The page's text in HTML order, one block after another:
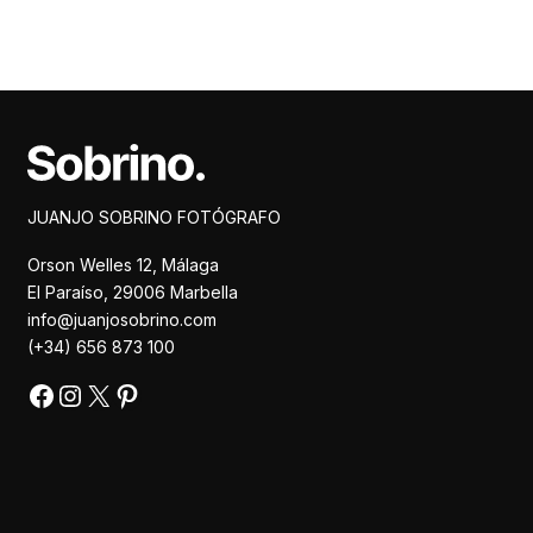
JUANJO SOBRINO FOTÓGRAFO
Orson Welles 12, Málaga
El Paraíso, 29006 Marbella
info@juanjosobrino.com
(+34) 656 873 100
Facebook
Instagram
X Pinterest